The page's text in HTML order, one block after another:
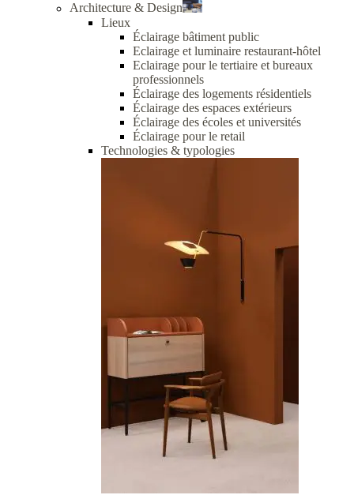
Architecture & Design
Lieux
Éclairage bâtiment public
Eclairage et luminaire restaurant-hôtel
Eclairage pour le tertiaire et bureaux
professionnels
Éclairage des logements résidentiels
Éclairage des espaces extérieurs
Éclairage des écoles et universités
Éclairage pour le retail
Technologies & typologies